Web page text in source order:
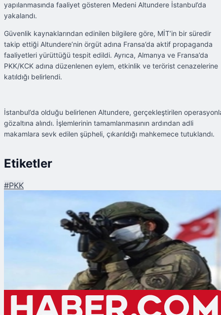
yapılanmasında faaliyet gösteren Medeni Altundere İstanbul’da
yakalandı.
Güvenlik kaynaklarından edinilen bilgilere göre, MİT’in bir süredir
takip ettiği Altundere’nin örgüt adına Fransa’da aktif propaganda
faaliyetleri yürüttüğü tespit edildi. Ayrıca, Almanya ve Fransa’da
PKK/KCK adına düzenlenen eylem, etkinlik ve terörist cenazelerine
katıldığı belirlendi.
İstanbul’da olduğu belirlenen Altundere, gerçekleştirilen
gözaltına alındı. İşlemlerinin tamamlanmasının ardından adli
makamlara sevk edilen şüpheli, çıkarıldığı mahkemece tutuklandı.
Etiketler
#PKK
PKK'nın Fransa Yapılanmasına Bağlı Terörist İstanbul'da Yakalandı